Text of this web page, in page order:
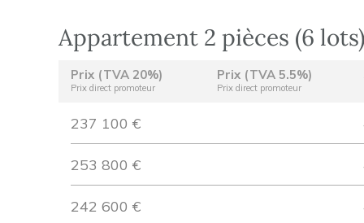
Appartement 2 pièces (6 lots)
Prix (TVA 20%)
Prix direct promoteur
Prix (TVA 5.5%)
Prix direct promoteur
237 100 €
253 800 €
242 600 €